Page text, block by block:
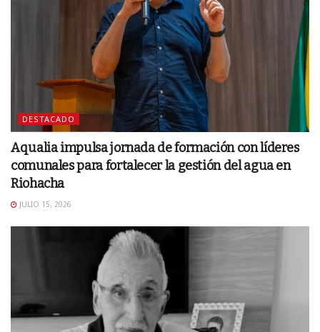
DESTACADO
Aqualia impulsa jornada de formación con líderes
comunales para fortalecer la gestión del agua en
Riohacha
JULIO 15, 2026